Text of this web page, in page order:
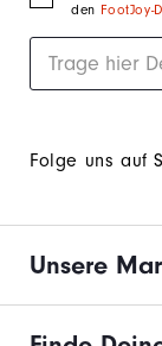
den
Folge uns auf
Unsere